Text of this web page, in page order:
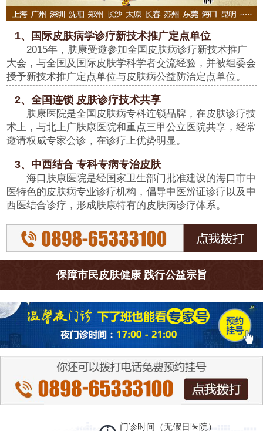
1、国际皮肤病学诊疗新技术推广定点单位
2015年，肤康受邀参加全国皮肤病诊疗新技术推广
大会，与全国及国际皮肤学科学者交流经验，并被组委会
授予新技术推广定点单位与皮肤病公益防治定点单位。
2、全国连锁 皮肤诊疗技术共享
肤康医院是全国皮肤病专科连锁品牌，在皮肤诊疗技
术上，与北上广肤康医院和重点三甲公立医院共享，经常
邀请权威专家会诊，在诊疗上优势明显。
3、中西结合 专科专病专治皮肤
海口肤康医院是经国家卫生部门批准建设的海口市中
医特色的皮肤病专业诊疗机构，倡导中医辨证诊疗以及中
西医结合诊疗，形成肤康特有的皮肤病诊疗体系。
保障市民皮肤健康 践行公益宗旨
门诊时间（无假日医院）